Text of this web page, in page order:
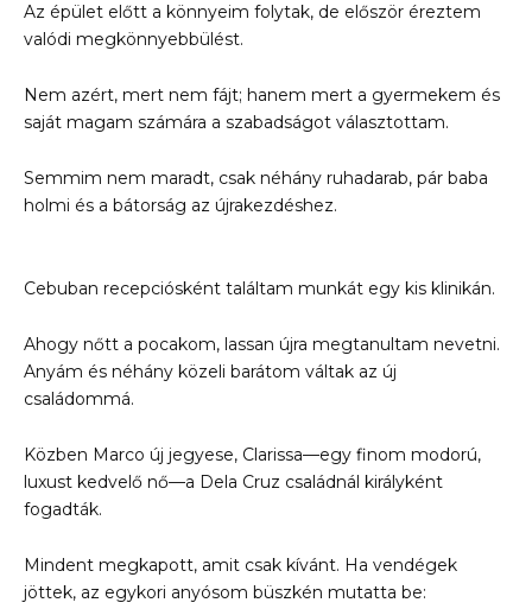
Az épület előtt a könnyeim folytak, de először éreztem
valódi megkönnyebbülést.
Nem azért, mert nem fájt; hanem mert a gyermekem és
saját magam számára a szabadságot választottam.
Semmim nem maradt, csak néhány ruhadarab, pár baba
holmi és a bátorság az újrakezdéshez.
Cebuban recepciósként találtam munkát egy kis klinikán.
Ahogy nőtt a pocakom, lassan újra megtanultam nevetni.
Anyám és néhány közeli barátom váltak az új
családommá.
Közben Marco új jegyese, Clarissa—egy finom modorú,
luxust kedvelő nő—a Dela Cruz családnál királyként
fogadták.
Mindent megkapott, amit csak kívánt. Ha vendégek
jöttek, az egykori anyósom büszkén mutatta be: